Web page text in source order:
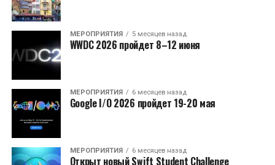
МЕРОПРИЯТИЯ 5 месяцев назад
WWDC 2026 пройдет 8–12 июня
МЕРОПРИЯТИЯ 6 месяцев назад
Google I/O 2026 пройдет 19-20 мая
МЕРОПРИЯТИЯ 6 месяцев назад
Открыт новый Swift Student Challenge